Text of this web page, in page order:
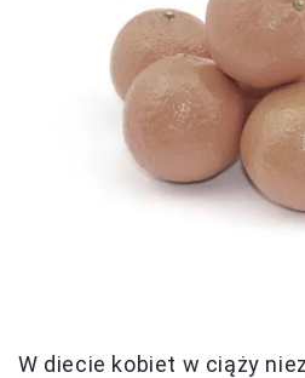
W diecie kobiet w ciąży